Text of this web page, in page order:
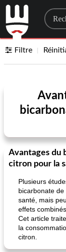
Filtre
Avantages du
citron pour la
Plusieurs
bicarbonate
santé, mais
effets
Cet article
la
citron.